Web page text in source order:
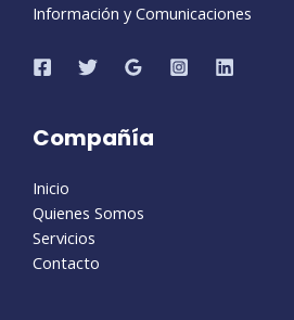
Información y Comunicaciones
Compañía
Inicio
Quienes Somos
Servicios
Contacto